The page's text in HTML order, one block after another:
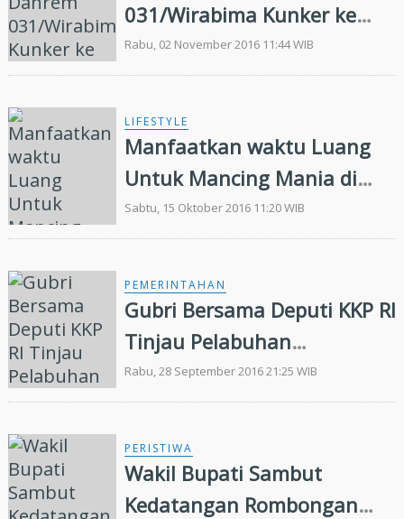
031/Wirabima Kunker ke
Pelabuhan Samudera Kuala
Enok
Rabu, 02 November 2016 11:44 WIB
LIFESTYLE
Manfaatkan waktu Luang
Untuk Mancing Mania di
Pelabuhan Terubuk
Sabtu, 15 Oktober 2016 11:20 WIB
PEMERINTAHAN
Gubri Bersama Deputi KKP RI
Tinjau Pelabuhan
Pelelangan Ikan di Dumai
Rabu, 28 September 2016 21:25 WIB
PERISTIWA
Wakil Bupati Sambut
Kedatangan Rombongan